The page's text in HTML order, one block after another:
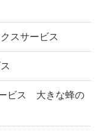
スサービス
ビス 大きな蜂の